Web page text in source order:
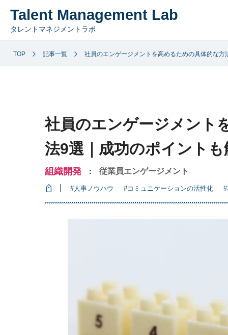
Talent Management Lab
タレントマネジメントラボ
TOP 記事一覧 社員のエンゲージメントを高めるための具体的な方
社員のエンゲージメント
法9選｜成功のポイントも
組織開発 ： 従業員エンゲージメント
#人事ノウハウ #コミュニケーションの活性化